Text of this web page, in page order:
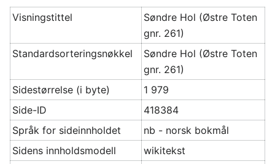
Visningstittel
Søndre Hol (Østre Toten
gnr. 261)
Standardsorteringsnøkkel
Søndre Hol (Østre Toten
gnr. 261)
Sidestørrelse (i byte)
1 979
Side-ID
418384
Språk for sideinnholdet
nb - norsk bokmål
Sidens innholdsmodell
wikitekst